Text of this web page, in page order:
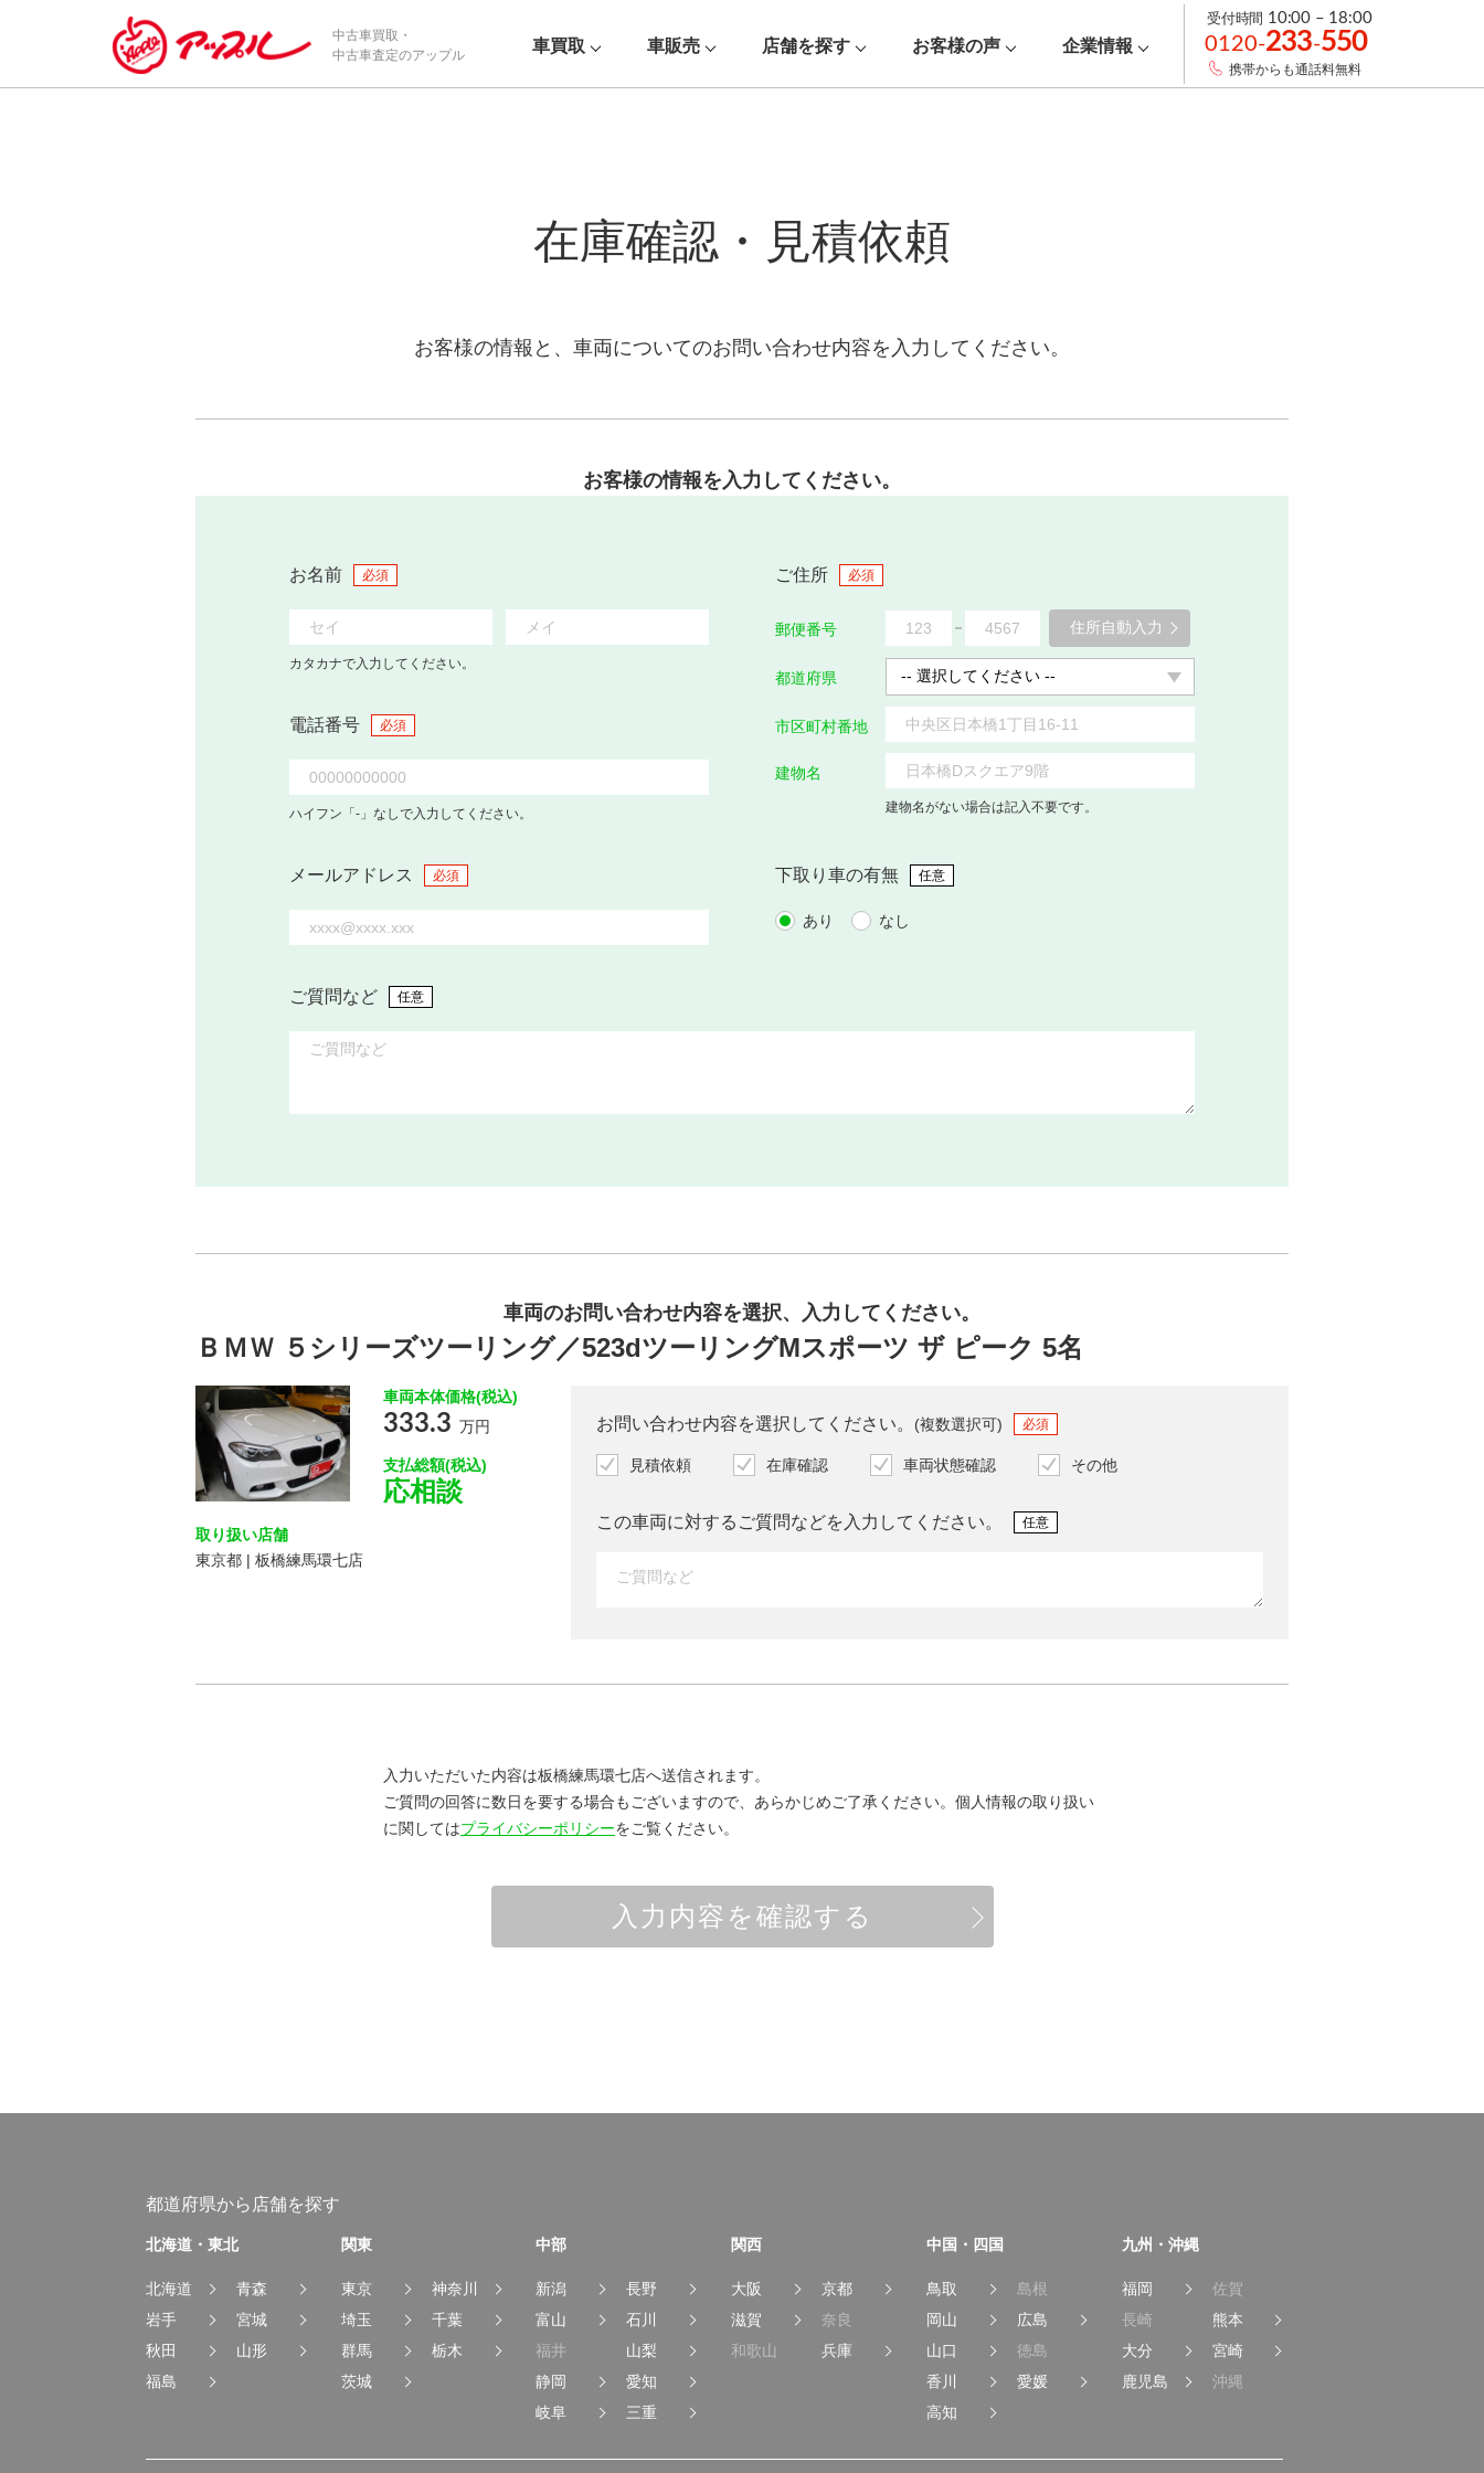
中古車買取・
中古車査定のアップル
車買取 車販売 店舗を探す お客様の声 企業情報
受付時間 10:00 – 18:00
0120-233-550
携帯からも通話料無料
在庫確認・見積依頼
お客様の情報と、車両についてのお問い合わせ内容を入力してください。
お客様の情報を入力してください。
お名前 必須
カタカナで入力してください。
ご住所 必須
郵便番号 住所自動入力
都道府県
市区町村番地
建物名
建物名がない場合は記入不要です。
電話番号 必須
ハイフン「-」なしで入力してください。
メールアドレス 必須 下取り車の有無 任意
あり なし
ご質問など 任意
車両のお問い合わせ内容を選択、入力してください。
ＢＭＷ ５シリーズツーリング／523dツーリングMスポーツ ザ ピーク 5名
車両本体価格(税込)
333.3 万円
支払総額(税込)
応相談
取り扱い店舗
東京都 | 板橋練馬環七店
お問い合わせ内容を選択してください。 (複数選択可) 必須
見積依頼 在庫確認 車両状態確認 その他
この車両に対するご質問などを入力して ください。 任意
入力いただいた内容は板橋練馬環七店へ送信されます。
ご質問の回答に数日を要する場合もございますので、あらかじめご了承ください。 個人情報の取り扱い
に関してはプライバシーポリシーをご覧ください。
入力内容を確認する
都道府県から店舗を探す
北海道・東北
北海道
青森
岩手
宮城
秋田
山形
福島
関東
東京
神奈川
埼玉
千葉
群馬
栃木
茨城
中部
新潟
長野
富山
石川
福井
山梨
静岡
愛知
岐阜
三重
関西
大阪
京都
滋賀
奈良
和歌山
兵庫
中国・四国
鳥取
島根
岡山
広島
山口
徳島
香川
愛媛
高知
九州・沖縄
福岡
佐賀
長崎
熊本
大分
宮崎
鹿児島
沖縄